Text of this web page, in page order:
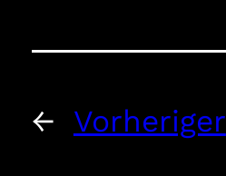
← Vorheriger